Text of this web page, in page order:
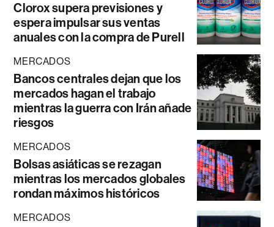
Clorox supera previsiones y
espera impulsar sus ventas
anuales con la compra de Purell
MERCADOS
Bancos centrales dejan que los
mercados hagan el trabajo
mientras la guerra con Irán añade
riesgos
MERCADOS
Bolsas asiáticas se rezagan
mientras los mercados globales
rondan máximos históricos
MERCADOS